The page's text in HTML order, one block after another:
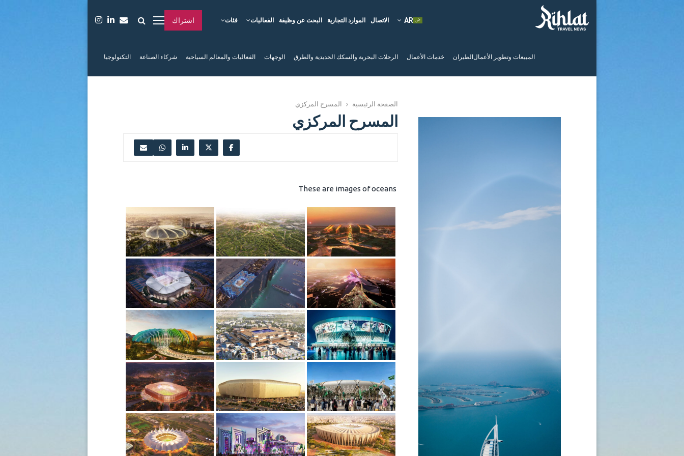
فئات الفعاليات البحث عن وظيفة الموارد التجارية الاتصال اشتراك
المبيعات وتطوير الأعمال الطيران خدمات الأعمال الرحلات البحرية والسكك الحديدية والطرق الوجهات الفعاليات والمعالم السياحية شركاء الصناعة التكنولوجيا
الصفحة الرئيسية المسرح المركزي
المسرح المركزي
These are images of oceans